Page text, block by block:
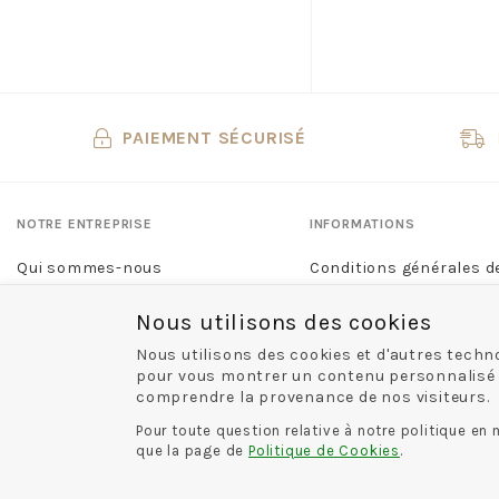
GEOX ENF
GIOSEPPO
GUGLIELMO ROTTA
PAIEMENT SÉCURISÉ
NOTRE ENTREPRISE
Qui sommes-nous
INFORMATIONS
Conditions générales
Politique de
Nous utilisons des cookies
Nous utilisons des cookies et d'autres
pour vous montrer un contenu
comprendre la provenance de nos visiteurs.
Pour toute question relative à notre politique
que la page dePolitique de Cookies .